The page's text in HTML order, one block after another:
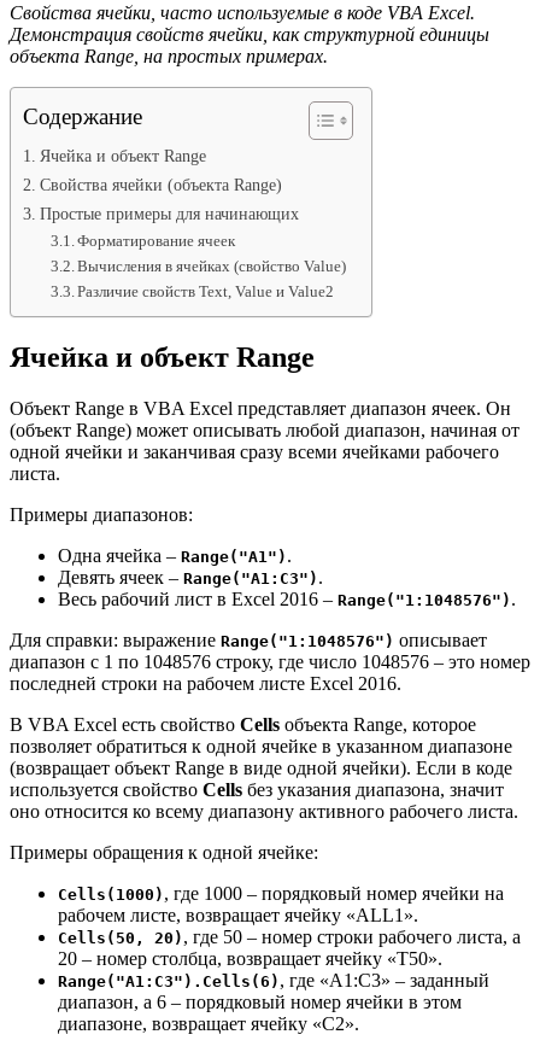
Свойства ячейки, часто используемые в коде VBA Excel.
Демонстрация свойств ячейки, как структурной единицы
объекта Range, на простых примерах.
Содержание
Ячейка и объект Range
Свойства ячейки (объекта Range)
Простые примеры для начинающих
Форматирование ячеек
Вычисления в ячейках (свойство Value)
Различие свойств Text, Value и Value2
Ячейка и объект Range
Объект Range в VBA Excel представляет диапазон ячеек. Он
(объект Range) может описывать любой диапазон, начиная от
одной ячейки и заканчивая сразу всеми ячейками рабочего
листа.
Примеры диапазонов:
Одна ячейка – Range("A1") .
Девять ячеек – Range("A1:С3") .
Весь рабочий лист в Excel 2016 – Range("1:1048576") .
Для справки: выражение Range("1:1048576") описывает
диапазон с 1 по 1048576 строку, где число 1048576 – это номер
последней строки на рабочем листе Excel 2016.
В VBA Excel есть свойство Cells объекта Range, которое
позволяет обратиться к одной ячейке в указанном диапазоне
(возвращает объект Range в виде одной ячейки). Если в коде
используется свойство Cells без указания диапазона, значит
оно относится ко всему диапазону активного рабочего листа.
Примеры обращения к одной ячейке:
Cells(1000) , где 1000 – порядковый номер ячейки на
рабочем листе, возвращает ячейку «ALL1».
Cells(50, 20) , где 50 – номер строки рабочего листа, а
20 – номер столбца, возвращает ячейку «T50».
Range("A1:C3").Cells(6) , где «A1:C3» – заданный
диапазон, а 6 – порядковый номер ячейки в этом
диапазоне, возвращает ячейку «C2».